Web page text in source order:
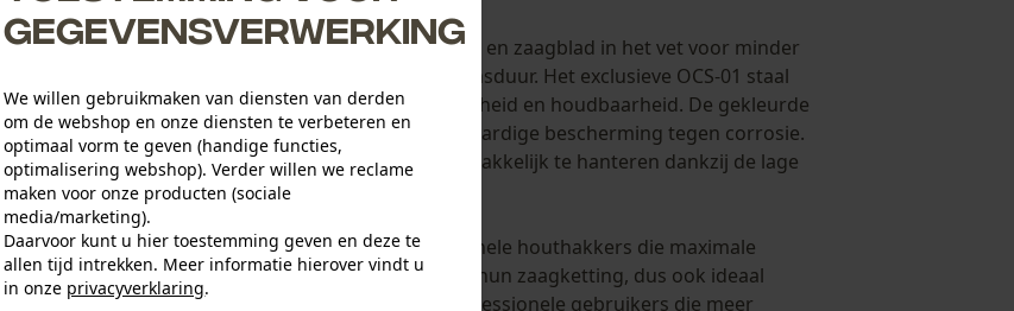
Lubritec (TM) houdt ketting en zaagblad in het vet voor minder
weerstand en langere levensduur. Het exclusieve OCS-01 staal
zorgt voor meer duurzaamheid en houdbaarheid. De gekleurde
tanden bieden een hoogwaardige bescherming tegen corrosie.
Gebruiksvriendelijk en gemakkelijk te hanteren dankzij de lage
terugslag.
Ontwikkeld voor professionele houthakkers die maximale
prestaties verwachten van hun zaagketting, dus ook ideaal
voor huiseigenaren en professionele gebruikers die meer
gegevensverwerking
We willen gebruikmaken van diensten van derden
om de webshop en onze diensten te verbeteren en
optimaal vorm te geven (handige functies,
optimalisering webshop). Verder willen we reclame
maken voor onze producten (sociale
media/marketing).
Daarvoor kunt u hier toestemming geven en deze te
allen tijd intrekken. Meer informatie hierover vindt u
in onze privacyverklaring.